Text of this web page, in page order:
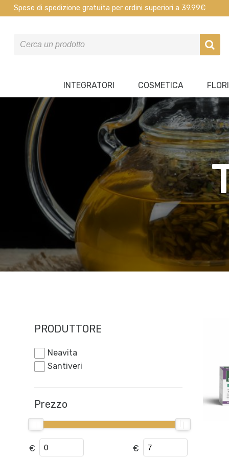
Spese di spedizione gratuita per ordini superiori a 39.99€
INTEGRATORI COSMETICA
PRODUTTORE
Neavita
Santiveri
Prezzo
€ €